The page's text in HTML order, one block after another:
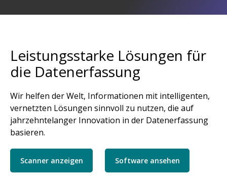
Leistungsstarke Lösungen für
die Datenerfassung
Wir helfen der Welt, Informationen mit intelligenten,
vernetzten Lösungen sinnvoll zu nutzen, die auf
jahrzehntelanger Innovation in der Datenerfassung
basieren.
Scanner anzeigen Software ansehen